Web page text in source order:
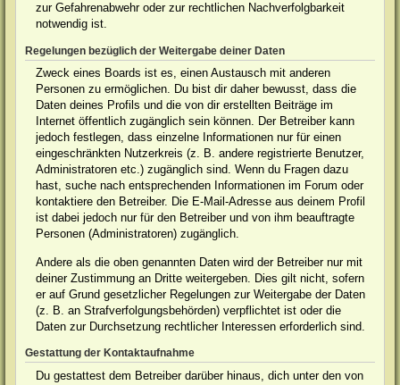
zur Gefahrenabwehr oder zur rechtlichen Nachverfolgbarkeit
notwendig ist.
Regelungen bezüglich der Weitergabe deiner Daten
Zweck eines Boards ist es, einen Austausch mit anderen
Personen zu ermöglichen. Du bist dir daher bewusst, dass die
Daten deines Profils und die von dir erstellten Beiträge im
Internet öffentlich zugänglich sein können. Der Betreiber kann
jedoch festlegen, dass einzelne Informationen nur für einen
eingeschränkten Nutzerkreis (z. B. andere registrierte Benutzer,
Administratoren etc.) zugänglich sind. Wenn du Fragen dazu
hast, suche nach entsprechenden Informationen im Forum oder
kontaktiere den Betreiber. Die E-Mail-Adresse aus deinem Profil
ist dabei jedoch nur für den Betreiber und von ihm beauftragte
Personen (Administratoren) zugänglich.
Andere als die oben genannten Daten wird der Betreiber nur mit
deiner Zustimmung an Dritte weitergeben. Dies gilt nicht, sofern
er auf Grund gesetzlicher Regelungen zur Weitergabe der Daten
(z. B. an Strafverfolgungsbehörden) verpflichtet ist oder die
Daten zur Durchsetzung rechtlicher Interessen erforderlich sind.
Gestattung der Kontaktaufnahme
Du gestattest dem Betreiber darüber hinaus, dich unter den von